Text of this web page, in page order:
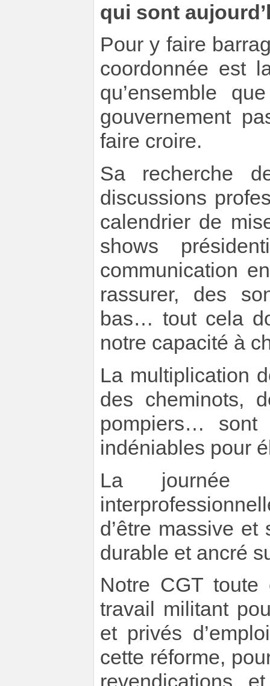
qui sont
Pour y faire
coordonnée est
qu’ensemble
gouvernement
faire croire.
Sa recherche
discussions
calendrier de
shows
communication
rassurer, des
bas… tout cela
notre capacité à
La multiplication
des cheminots,
pompiers… sont
indéniables pour
La journée
d’être massive et
durable et ancré
Notre CGT toute
travail militant
et privés
cette réforme,